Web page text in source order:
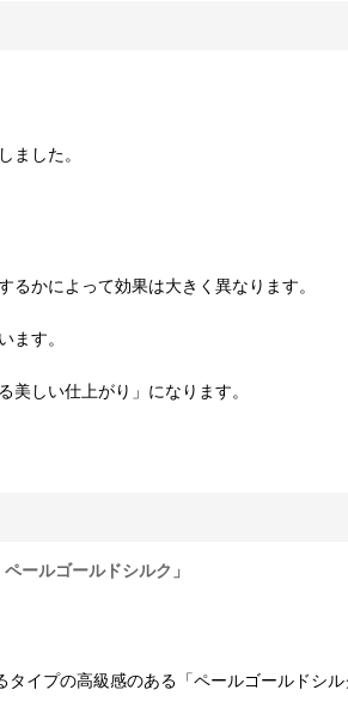
ました。
かによって効果は大きく異なります。
ます。
美しい仕上がり」になります。
ールゴールドシルク」
タイプの高級感のある「ペールゴールドシ